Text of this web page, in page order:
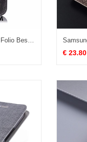
Samsung Galaxy A50 Hoesje Folio Bescherming Anti-fall, Samsung Galaxy A50 Hoesje Portemonnee Trend
€ 23.80